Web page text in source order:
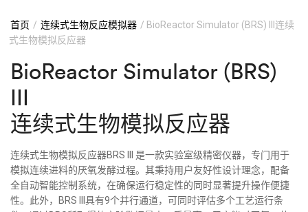
首页 / 连续式生物反应模拟器 / BioReactor Simulator (BRS) III连续
式生物模拟反应器
BioReactor Simulator (BRS)
III
连续式生物模拟反应器
连续式生物模拟反应器BRS III 是一款实验室级精密仪器，专门用于
模拟连续进料的厌氧发酵过程。其秉持用户友好性设计理念，配备
全自动智能控制系统，在确保运行稳定性的同时显著提升操作便捷
性。此外，BRS III具有9个并行通道，可同时评估多个工艺运行条